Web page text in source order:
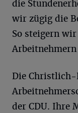
die
wir zügig die
So steigern
Die Christlich-
der CDU. Ihre